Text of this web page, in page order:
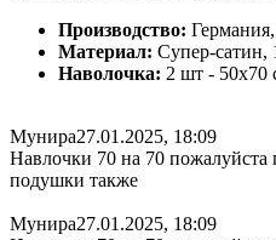
Производство:
Материал: Супер-сатин,
Наволочка: 2 шт - 50x70
Мунира27.01.2025, 18:09
Навлочки 70 на 70 пожалуйста
подушки также
Мунира27.01.2025, 18:09